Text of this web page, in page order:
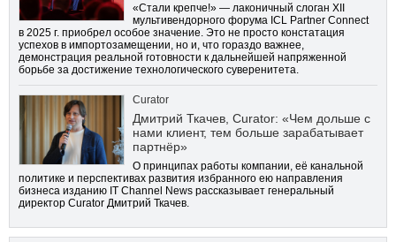
«Стали крепче!» — лаконичный слоган XII
мультивендорного форума ICL Partner Connect
в 2025 г. приобрел особое значение. Это не просто констатация
успехов в импортозамещении, но и, что гораздо важнее,
демонстрация реальной готовности к дальнейшей напряженной
борьбе за достижение технологического суверенитета.
Curator
Дмитрий Ткачев, Curator: «Чем дольше с
нами клиент, тем больше зарабатывает
партнёр»
О принципах работы компании, её канальной
политике и перспективах развития избранного ею направления
бизнеса изданию IT Channel News рассказывает генеральный
директор Curator Дмитрий Ткачев.